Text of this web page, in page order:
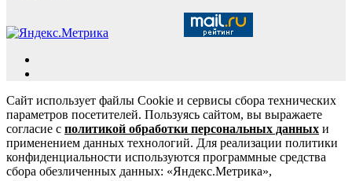
Сайт использует файлы Cookie и сервисы сбора технических
параметров посетителей. Пользуясь сайтом, вы выражаете
согласие с политикой обработки персональных данных и
применением данных технологий. Для реализации политики
конфиденциальности используются программные средства
сбора обезличенных данных: «Яндекс.Метрика»,